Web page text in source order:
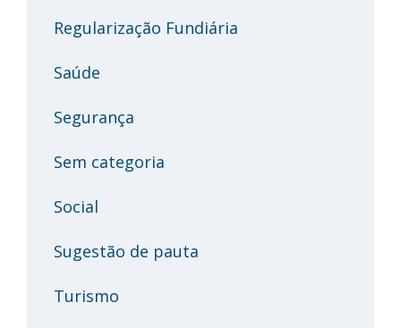
Regularização Fundiária
Saúde
Segurança
Sem categoria
Social
Sugestão de pauta
Turismo